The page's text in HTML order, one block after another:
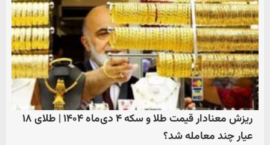
ریزش معنادار قیمت طلا و سکه ۴ دی‌ماه ۱۴۰۴ | طلای ۱۸
عیار چند معامله شد؟